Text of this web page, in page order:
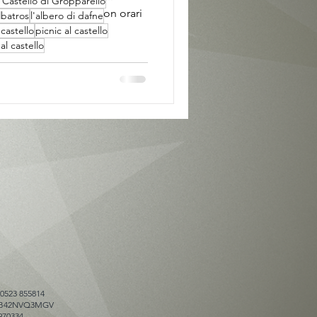
di Gropparello con orari
l'albero di dafne
picnic al castello
castello
855814